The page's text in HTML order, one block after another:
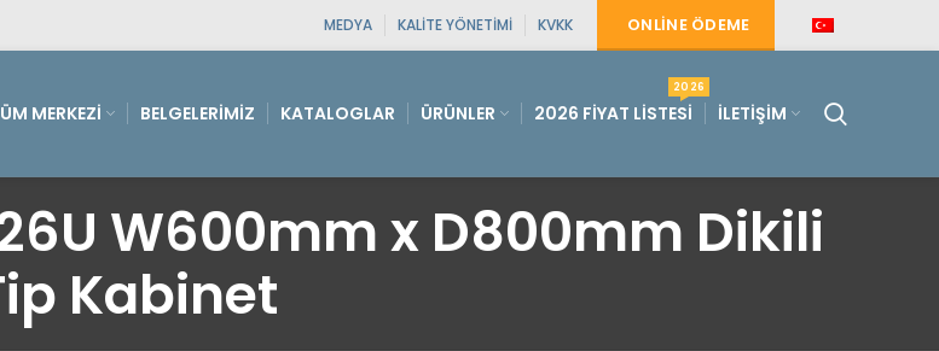
MEDYA KALITE YÖNETIMI KVKK ONLINE ÖDEME
MERKEZI BELGELERIMIZ KATALOGLAR ÜRÜNLER 2026 FIYAT LISTESI
2026
İLETIŞIM
W600mm x D800mm Dikili
Kabinet